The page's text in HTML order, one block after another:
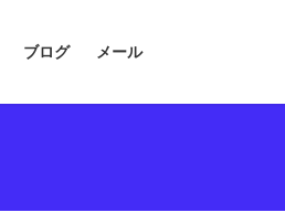
ブログ メール